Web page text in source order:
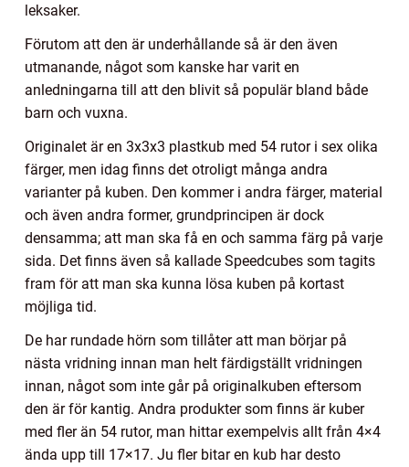
leksaker.
Förutom att den är underhållande så är den även
utmanande, något som kanske har varit en
anledningarna till att den blivit så populär bland både
barn och vuxna.
Originalet är en 3x3x3 plastkub med 54 rutor i sex olika
färger, men idag finns det otroligt många andra
varianter på kuben. Den kommer i andra färger, material
och även andra former, grundprincipen är dock
densamma; att man ska få en och samma färg på varje
sida. Det finns även så kallade Speedcubes som tagits
fram för att man ska kunna lösa kuben på kortast
möjliga tid.
De har rundade hörn som tillåter att man börjar på
nästa vridning innan man helt färdigställt vridningen
innan, något som inte går på originalkuben eftersom
den är för kantig. Andra produkter som finns är kuber
med fler än 54 rutor, man hittar exempelvis allt från 4×4
ända upp till 17×17. Ju fler bitar en kub har desto